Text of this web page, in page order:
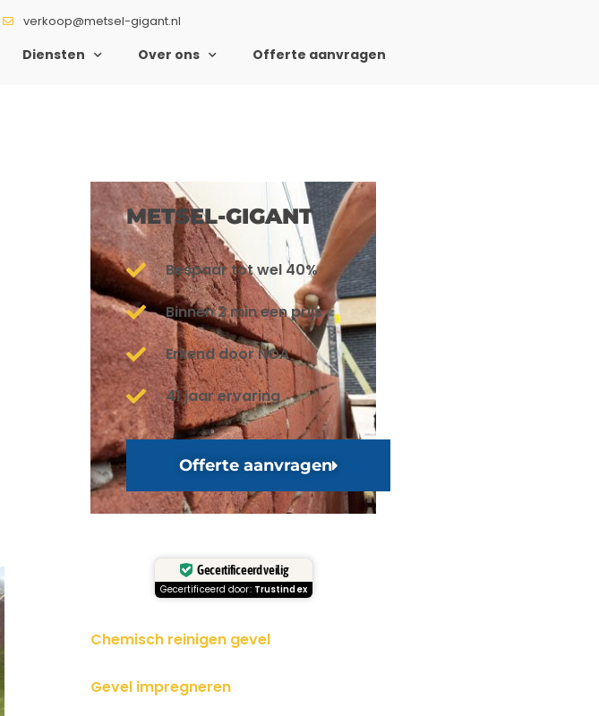
verkoop@metsel-gigant.nl
Diensten Over ons Offerte aanvragen
METSEL-GIGANT
Bespaar tot wel 40%
Binnen 2 min een prijs
Erkend door NOA
41 jaar ervaring
Offerte aanvragen
Gecertificeerd veilig
Gecertificeerd door: Trustindex
Chemisch reinigen gevel
Gevel impregneren